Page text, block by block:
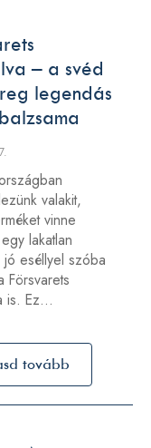
– a svéd
legendás
valakit,
vinne
lakatlan
eséllyel szóba
Försvarets
is. Ez…
tovább